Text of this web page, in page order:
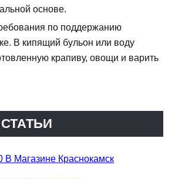
основе.
по поддержанию
В кипящий бульон или воду
крапиву, овощи и варить
В Магазине Краснокамск